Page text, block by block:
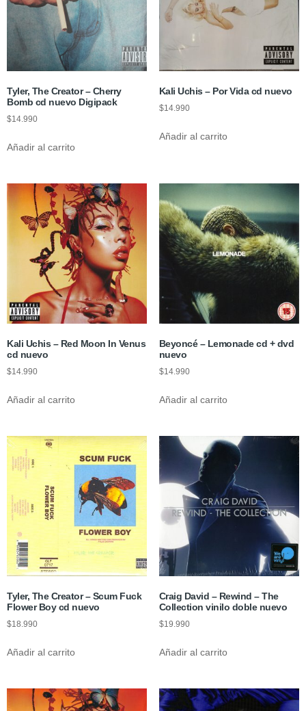
Tyler, The Creator – Cherry
Bomb cd nuevo Digipack
$14.990
Añadir al carrito
Kali Uchis – Por Vida cd nuevo
$14.990
Añadir al carrito
Kali Uchis – Red Moon In Venus
cd nuevo
$14.990
Añadir al carrito
Beyoncé – Lemonade cd + dvd
nuevo
$14.990
Añadir al carrito
Tyler, The Creator – Scum Fuck
Flower Boy cd nuevo
$18.990
Añadir al carrito
Craig David ‎– Rewind – The
Collection vinilo doble nuevo
$19.990
Añadir al carrito